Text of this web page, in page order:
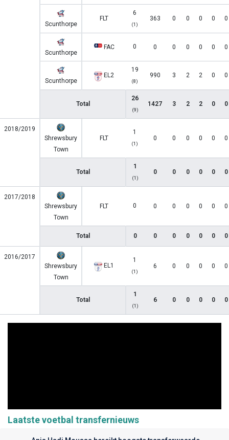
Scunthorpe
FLT
6
(1)
363 0 0 0 0 0
Scunthorpe
FAC 0 0 0 0 0 0 0
Scunthorpe
EL2
19
(8)
990 3 2 2 0 0
Total
26
(9)
1427 3 2 2 0 0
2018/2019
Shrewsbury
Town
FLT
1
(1)
0 0 0 0 0 0
Total
1
(1)
0 0 0 0 0 0
2017/2018
Shrewsbury
Town
FLT 0 0 0 0 0 0 0
Total 0 0 0 0 0 0 0
2016/2017
Shrewsbury
Town
EL1
1
(1)
6 0 0 0 0 0
Total
1
(1)
6 0 0 0 0 0
Laatste voetbal transfernieuws